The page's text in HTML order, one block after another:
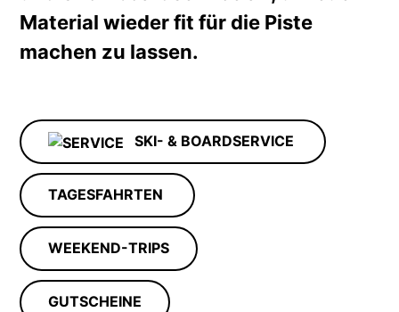
Material wieder fit für die Piste
machen zu lassen.
SKI- & BOARDSERVICE
TAGESFAHRTEN
WEEKEND-TRIPS
GUTSCHEINE